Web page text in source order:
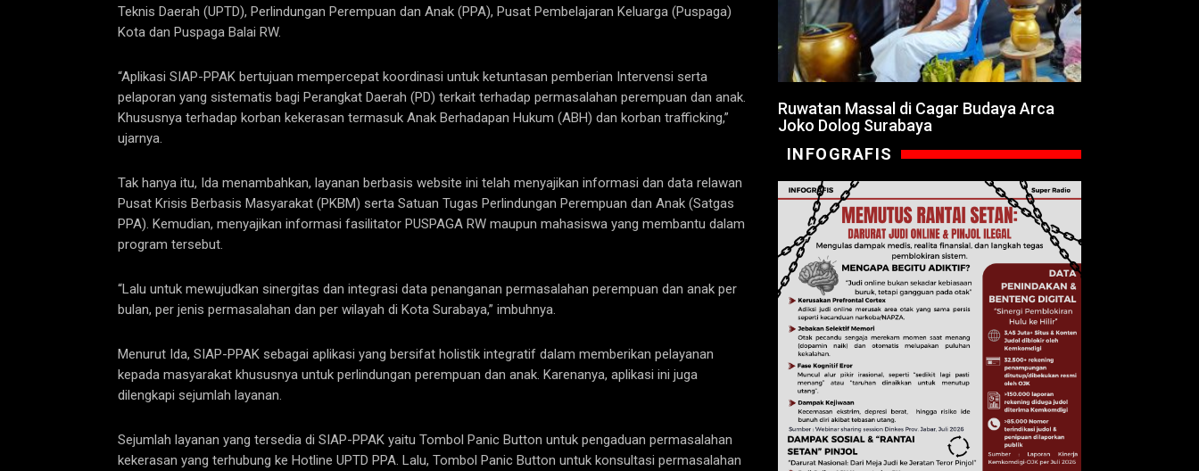
Teknis Daerah (UPTD), Perlindungan Perempuan dan Anak (PPA), Pusat Pembelajaran Keluarga (Puspaga)
Kota dan Puspaga Balai RW.
“Aplikasi SIAP-PPAK bertujuan mempercepat koordinasi untuk ketuntasan pemberian Intervensi serta
pelaporan yang sistematis bagi Perangkat Daerah (PD) terkait terhadap permasalahan perempuan dan anak.
Khususnya terhadap korban kekerasan termasuk Anak Berhadapan Hukum (ABH) dan korban trafficking,”
ujarnya.
Tak hanya itu, Ida menambahkan, layanan berbasis website ini telah menyajikan informasi dan data relawan
Pusat Krisis Berbasis Masyarakat (PKBM) serta Satuan Tugas Perlindungan Perempuan dan Anak (Satgas
PPA). Kemudian, menyajikan informasi fasilitator PUSPAGA RW maupun mahasiswa yang membantu dalam
program tersebut.
“Lalu untuk mewujudkan sinergitas dan integrasi data penanganan permasalahan perempuan dan anak per
bulan, per jenis permasalahan dan per wilayah di Kota Surabaya,” imbuhnya.
Menurut Ida, SIAP-PPAK sebagai aplikasi yang bersifat holistik integratif dalam memberikan pelayanan
kepada masyarakat khususnya untuk perlindungan perempuan dan anak. Karenanya, aplikasi ini juga
dilengkapi sejumlah layanan.
Sejumlah layanan yang tersedia di SIAP-PPAK yaitu Tombol Panic Button untuk pengaduan permasalahan
kekerasan yang terhubung ke Hotline UPTD PPA. Lalu, Tombol Panic Button untuk konsultasi permasalahan
Ruwatan Massal di Cagar Budaya Arca
Joko Dolog Surabaya
INFOGRAFIS